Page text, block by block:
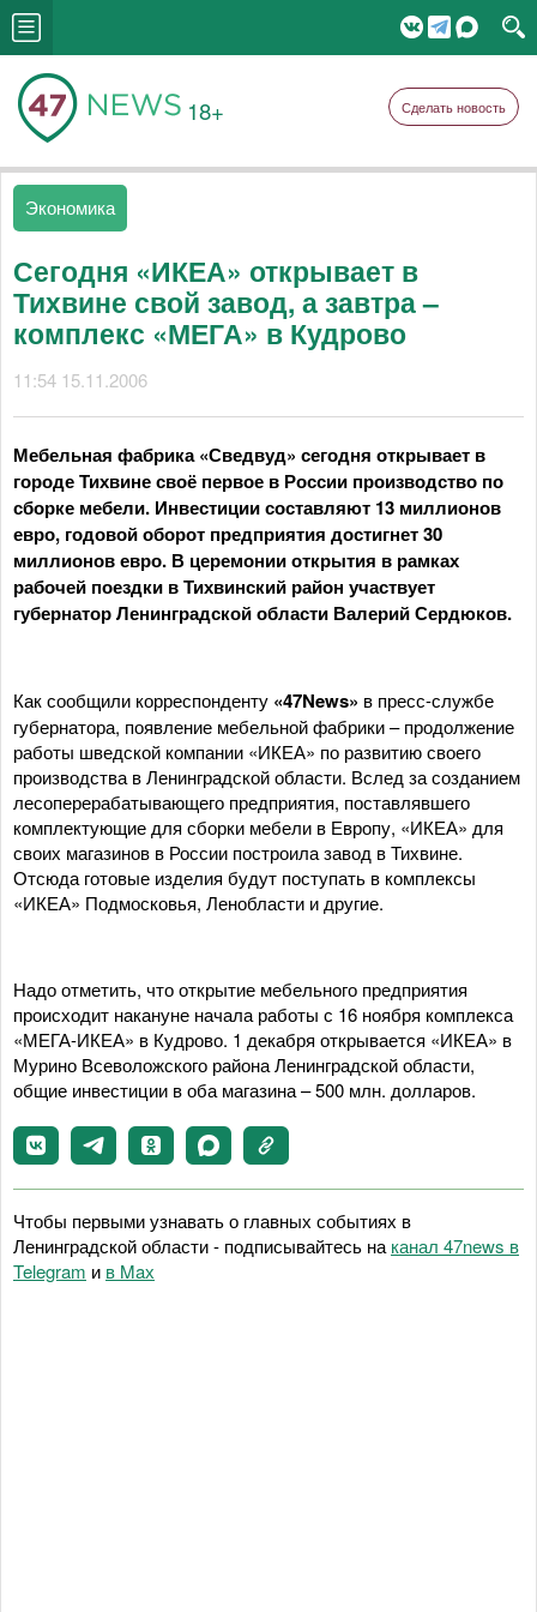
18+ Сделать новость
Экономика
Сегодня «ИКЕА» открывает в
Тихвине свой завод, а завтра –
комплекс «МЕГА» в Кудрово
11:54 15.11.2006
Мебельная фабрика «Сведвуд» сегодня открывает в
городе Тихвине своё первое в России производство по
сборке мебели. Инвестиции составляют 13 миллионов
евро, годовой оборот предприятия достигнет 30
миллионов евро. В церемонии открытия в рамках
рабочей поездки в Тихвинский район участвует
губернатор Ленинградской области Валерий Сердюков.
Как сообщили корреспонденту «47News» в пресс-службе
губернатора, появление мебельной фабрики – продолжение
работы шведской компании «ИКЕА» по развитию своего
производства в Ленинградской области. Вслед за созданием
лесоперерабатывающего предприятия, поставлявшего
комплектующие для сборки мебели в Европу, «ИКЕА» для
своих магазинов в России построила завод в Тихвине.
Отсюда готовые изделия будут поступать в комплексы
«ИКЕА» Подмосковья, Ленобласти и другие.
Надо отметить, что открытие мебельного предприятия
происходит накануне начала работы с 16 ноября комплекса
«МЕГА-ИКЕА» в Кудрово. 1 декабря открывается «ИКЕА» в
Мурино Всеволожского района Ленинградской области,
общие инвестиции в оба магазина – 500 млн. долларов.
Чтобы первыми узнавать о главных событиях в
Ленинградской области - подписывайтесь на канал 47news в
Telegram и в Maх